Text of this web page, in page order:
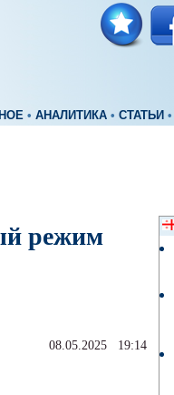
• АНАЛИТИКА • СТАТЬИ •
режим
08.05.2025 19:14